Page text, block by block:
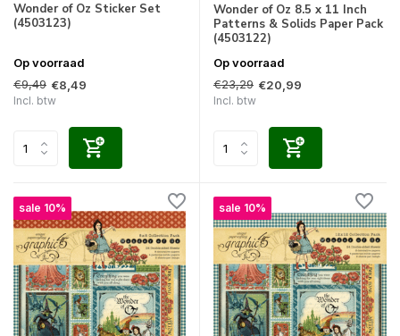
Wonder of Oz Sticker Set
(4503123)
Op voorraad
€9,49 €8,49
Incl. btw
Wonder of Oz 8.5 x 11 Inch
Patterns & Solids Paper Pack
(4503122)
Op voorraad
€23,29 €20,99
Incl. btw
sale 10% sale 10%